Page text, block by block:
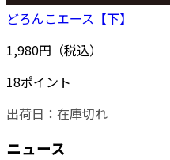
どろんこエース【下】
1,980円（税込）
18ポイント
出荷日： 在庫切れ
ニュース